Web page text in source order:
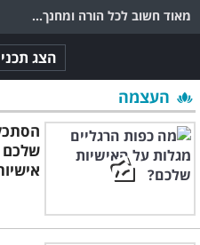
מאוד חשוב לכל הורה ומחנך...
הצג
העצמה
שלכם